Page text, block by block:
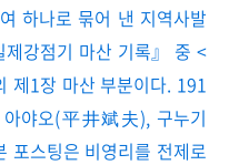
하나로 묶어 낸 지역사발
강점기 마산 기록』 중 <
1장 마산 부분이다. 191
아야오(平井斌夫), 구누기
포스팅은 비영리를 전제로